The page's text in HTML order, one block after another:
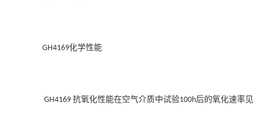
GH4169化学性能
GH4169 抗氧化性能在空气介质中试验100h后的氧化速率见